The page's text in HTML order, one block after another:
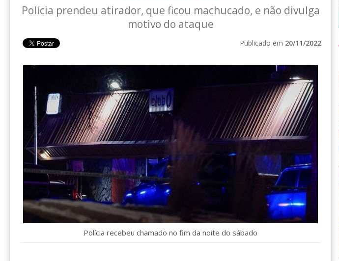
Polícia prendeu atirador, que ficou machucado, e não divulga
motivo do ataque
Publicado em 20/11/2022
Polícia recebeu chamado no fim da noite do sábado